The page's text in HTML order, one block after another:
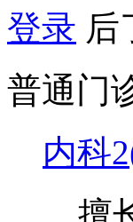
登录 后
普通门
内科